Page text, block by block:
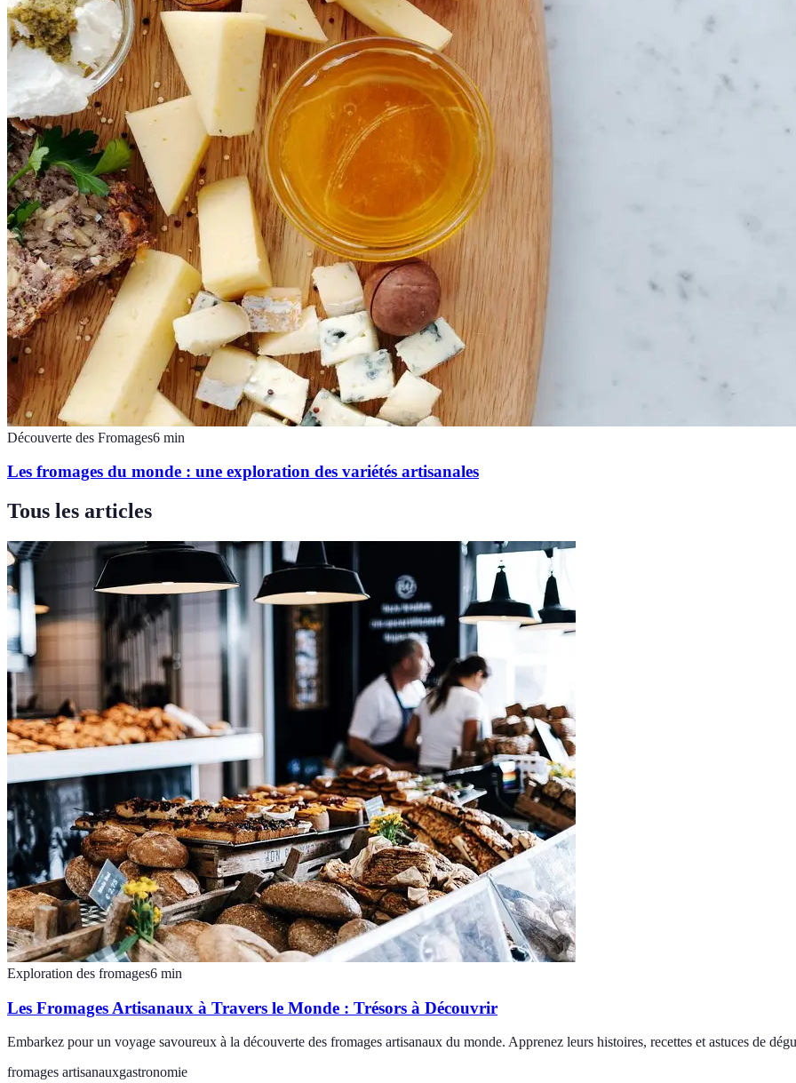
Découverte des Fromages6 min
Les fromages du monde : une exploration des variétés artisanales
Tous les articles
Exploration des fromages6 min
Les Fromages Artisanaux à Travers le Monde : Trésors à Découvrir
Embarkez pour un voyage savoureux à la découverte des fromages artisanaux du monde. Apprenez leurs histoires, recettes et astuces de
fromages artisanauxgastronomie